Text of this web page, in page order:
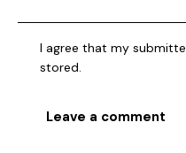
I agree that my
stored.